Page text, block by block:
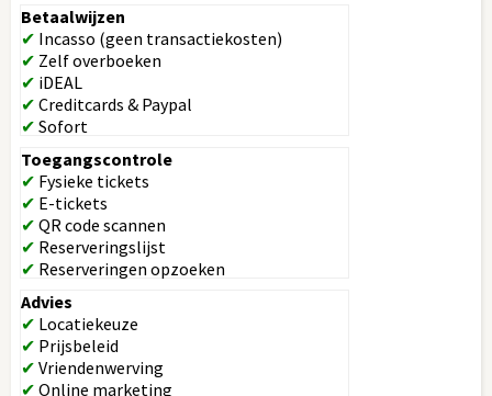
Betaalwijzen
✔ Incasso (geen transactiekosten)
✔ Zelf overboeken
✔ iDEAL
✔ Creditcards & Paypal
✔ Sofort
Toegangscontrole
✔ Fysieke tickets
✔ E-tickets
✔ QR code scannen
✔ Reserveringslijst
✔ Reserveringen opzoeken
Advies
✔ Locatiekeuze
✔ Prijsbeleid
✔ Vriendenwerving
✔ Online marketing